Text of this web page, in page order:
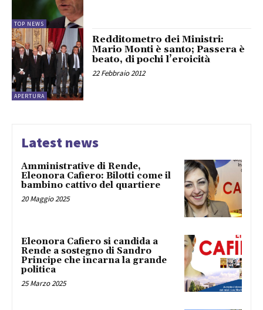
TOP NEWS
APERTURA
Redditometro dei Ministri:
Mario Monti è santo; Passera è
beato, di pochi l’eroicità
22 Febbraio 2012
Latest news
Amministrative di Rende,
Eleonora Cafiero: Bilotti come il
bambino cattivo del quartiere
20 Maggio 2025
Eleonora Cafiero si candida a
Rende a sostegno di Sandro
Principe che incarna la grande
politica
25 Marzo 2025